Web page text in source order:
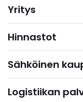
Yritys
Hinnastot
Sähköinen
Logistiikan